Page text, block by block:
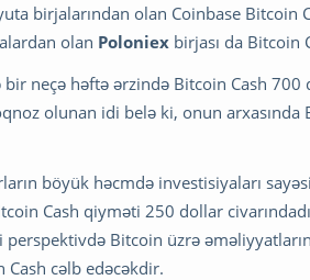
birjalarından olan Coinbase Bitcoin
olan Poloniex birjası da Bitcoin
neçə həftə ərzində Bitcoin Cash
olunan idi belə ki, onun
böyük həcmdə investisiyaları
Cash qiyməti 250 dollar
perspektivdə Bitcoin üzrə
cəlb edəcəkdir.